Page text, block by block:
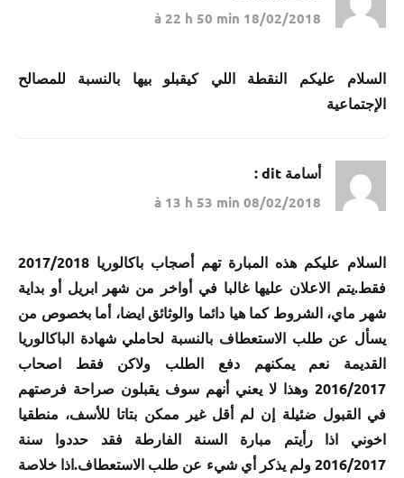
18/02/2018 à 22 h 50 min
السلام عليكم النقطة اللي كيقبلو بيها بالنسبة للمصالح
الإجتماعية
أسامة dit :
08/02/2018 à 13 h 53 min
السلام عليكم هذه المبارة تهم أصجاب باكالوريا 2017/2018
فقط.يتم الاعلان عليها غالبا في أواخر من شهر ابريل أو بداية
شهر ماي، الشروط كما هيا دائما والوثائق ايضا، أما بخصوص من
يسأل عن طلب الاستعطاف بالنسبة لحاملي شهادة الباكالوريا
القديمة نعم يمكنهم دفع الطلب ولاكن فقط اصحاب
2016/2017 وهذا لا يعني أنهم سوف يقبلون صراحة فرصتهم
في القبول ضئيلة إن لم أقل غير ممكن بتاتا للأسف، منطقيا
اخوني اذا رأيتم مبارة السنة الفارطة فقد حددوا سنة
2016/2017 ولم يذكر أي شيء عن طلب الاستعطاف.اذا خلاصة